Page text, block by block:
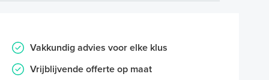
Vakkundig advies voor elke klus
Vrijblijvende offerte op maat